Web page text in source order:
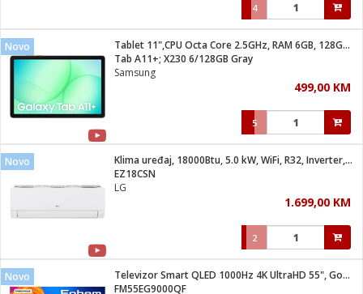
program
materijal
gorivo
brave
4
Novo
Tablet 11",CPU Octa Core 2.5GHz, RAM 6GB, 128GB, 7040mAh
Tab A11+; X230 6/128GB Gray
Samsung
499,00 KM
5
Novo
Klima uređaj, 18000Btu, 5.0 kW, WiFi, R32, Inverter, A++/A+
EZ18CSN
LG
1.699,00 KM
2
Novo
Televizor Smart QLED 1000Hz 4K UltraHD 55", Google TV
FM55EG9000QF